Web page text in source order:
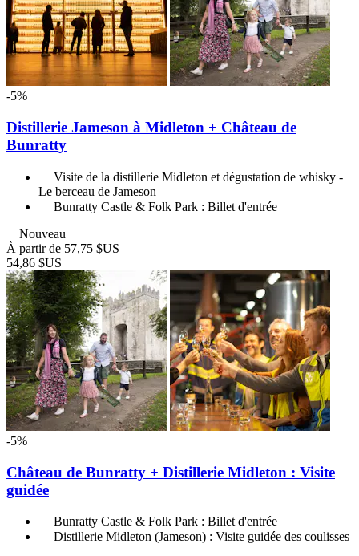
-5%
Distillerie Jameson à Midleton + Château de
Bunratty
Visite de la distillerie Midleton et dégustation de whisky -
Le berceau de Jameson
Bunratty Castle & Folk Park : Billet d'entrée
Nouveau
À partir de 57,75 $US
54,86 $US
-5%
Château de Bunratty + Distillerie Midleton : Visite
guidée
Bunratty Castle & Folk Park : Billet d'entrée
Distillerie Midleton (Jameson) : Visite guidée des coulisses